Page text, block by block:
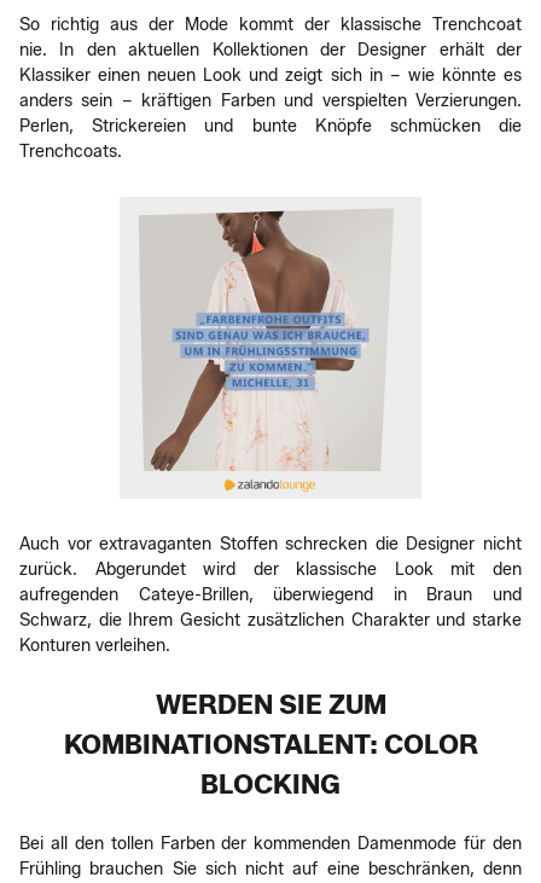
So richtig aus der Mode kommt der klassische Trenchcoat
nie. In den aktuellen Kollektionen der Designer erhält der
Klassiker einen neuen Look und zeigt sich in – wie könnte es
anders sein – kräftigen Farben und verspielten Verzierungen.
Perlen, Strickereien und bunte Knöpfe schmücken die
Trenchcoats.
Auch vor extravaganten Stoffen schrecken die Designer nicht
zurück. Abgerundet wird der klassische Look mit den
aufregenden Cateye-Brillen, überwiegend in Braun und
Schwarz, die Ihrem Gesicht zusätzlichen Charakter und starke
Konturen verleihen.
WERDEN SIE ZUM
KOMBINATIONSTALENT: COLOR
BLOCKING
Bei all den tollen Farben der kommenden Damenmode für den
Frühling brauchen Sie sich nicht auf eine beschränken, denn